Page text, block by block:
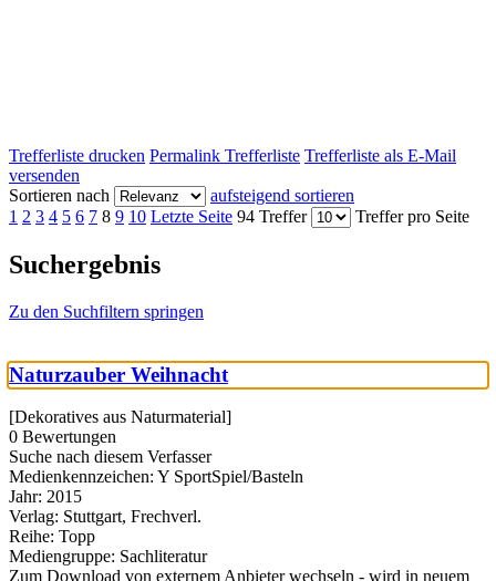
Trefferliste drucken Permalink Trefferliste Trefferliste als E-Mail
versenden
Sortieren nach
aufsteigend sortieren
1 2 3 4 5 6 7 8 9 10 Letzte Seite 94 Treffer Treffer pro Seite
Suchergebnis
Zu den Suchfiltern springen
Naturzauber Weihnacht
[Dekoratives aus Naturmaterial]
0 Bewertungen
Suche nach diesem Verfasser
Medienkennzeichen: Y SportSpiel/Basteln
Jahr: 2015
Verlag: Stuttgart, Frechverl.
Reihe: Topp
Mediengruppe: Sachliteratur
Zum Download von externem Anbieter wechseln - wird in neuem